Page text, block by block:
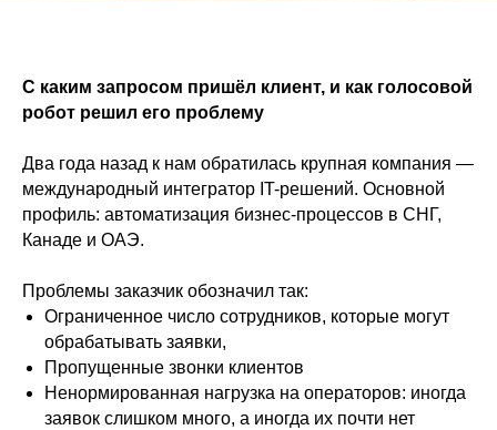
С каким запросом пришёл клиент, и как голосовой
робот решил его проблему
Два года назад к нам обратилась крупная компания —
международный интегратор IT-решений. Основной
профиль: автоматизация бизнес-процессов в СНГ,
Канаде и ОАЭ.
Проблемы заказчик обозначил так:
Ограниченное число сотрудников, которые могут
обрабатывать заявки,
Пропущенные звонки клиентов
Ненормированная нагрузка на операторов: иногда
заявок слишком много, а иногда их почти нет